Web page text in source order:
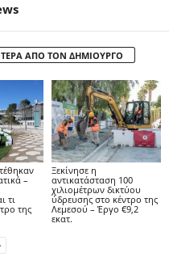
ΑΠΟ ΤΟΝ ΔΗΜΙΟΥΡΓΟ
–
τι
της
Ξεκίνησε η
αντικατάσταση 100
χιλιομέτρων δικτύου
ύδρευσης στο κέντρο της
Λεμεσού – Έργο €9,2
εκατ.